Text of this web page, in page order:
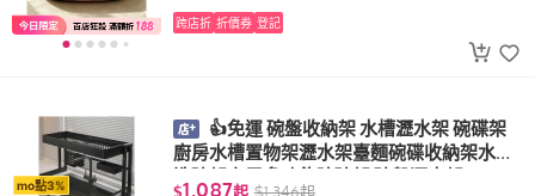
跨店折 折價券 登記
mo點3%
👍免運 碗盤收納架 水槽瀝水架 碗碟架
廚房水槽置物架瀝水架臺麵碗碟收納架水池
洗碗架家用多功能晾碗架 碗盤瀝水架
$1,087起 $1,346起